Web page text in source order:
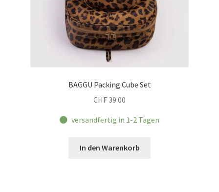
BAGGU Packing Cube Set
CHF39.00
versandfertig in 1-2 Tagen
In den Warenkorb